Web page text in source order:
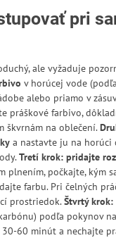
pri
ale vyžaduje
v horúcej vode
alebo priamo v
práškové farbivo,
škvrnám na oblečení.
a nastavte ju na horúci
Tretí krok: pridajte
plnením, počkajte, kým
farbu. Pri čelných
prostriedok.Štvrtý
podľa pokynov
30-60 minút a nechajte